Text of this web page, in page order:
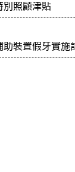
別照顧津貼
助裝置假牙實施